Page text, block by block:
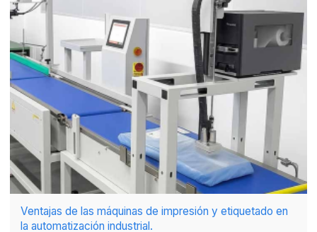
Ventajas de las máquinas de impresión y etiquetado en
la automatización industrial.